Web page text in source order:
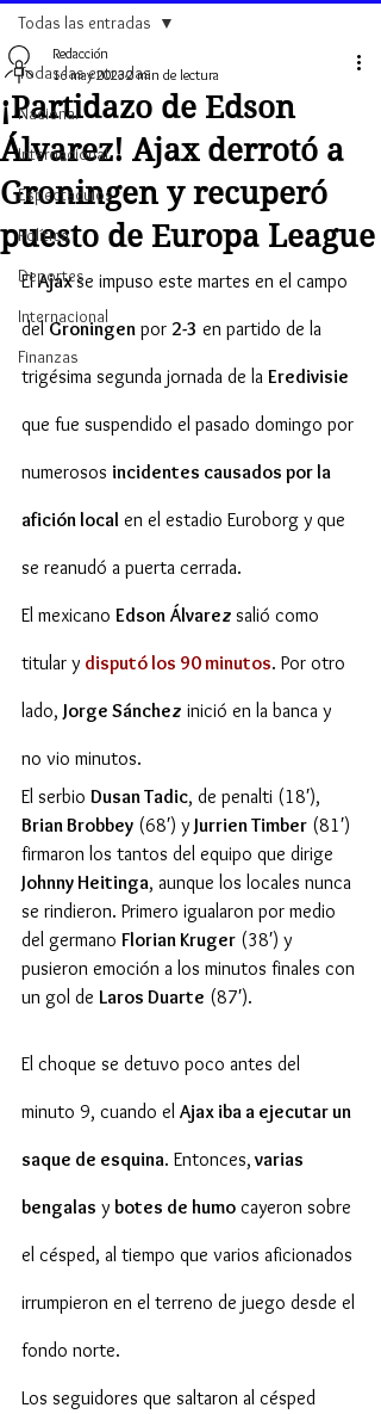
Todas las entradas
Nacional
Internacional
Espectaculos
Política
Deportes
Internacional
Finanzas
Todas las entradas
¡Partidazo de Edson
Álvarez! Ajax derrotó a
Groningen y recuperó
puesto de Europa League
Redacción
16 may 20232 min de lectura
El Ajax se impuso este martes en el campo
del Groningen por 2-3 en partido de la
trigésima segunda jornada de la Eredivisie
que fue suspendido el pasado domingo por
numerosos incidentes causados por la
afición local en el estadio Euroborg y que
se reanudó a puerta cerrada.
El mexicano Edson Álvarez salió como
titular y disputó los 90 minutos. Por otro
lado, Jorge Sánchez inició en la banca y
no vio minutos.
El serbio Dusan Tadic, de penalti (18′),
Brian Brobbey (68′) y Jurrien Timber (81′)
firmaron los tantos del equipo que dirige
Johnny Heitinga, aunque los locales nunca
se rindieron. Primero igualaron por medio
del germano Florian Kruger (38′) y
pusieron emoción a los minutos finales con
un gol de Laros Duarte (87′).
El choque se detuvo poco antes del
minuto 9, cuando el Ajax iba a ejecutar un
saque de esquina. Entonces, varias
bengalas y botes de humo cayeron sobre
el césped, al tiempo que varios aficionados
irrumpieron en el terreno de juego desde el
fondo norte.
Los seguidores que saltaron al césped